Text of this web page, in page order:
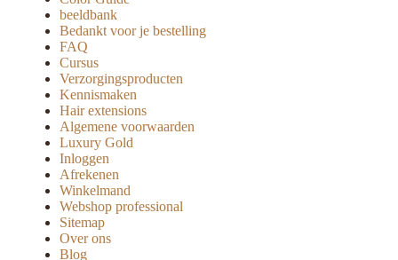
beeldbank
Bedankt voor je bestelling
FAQ
Cursus
Verzorgingsproducten
Kennismaken
Hair extensions
Algemene voorwaarden
Luxury Gold
Inloggen
Afrekenen
Winkelmand
Webshop professional
Sitemap
Over ons
Blog